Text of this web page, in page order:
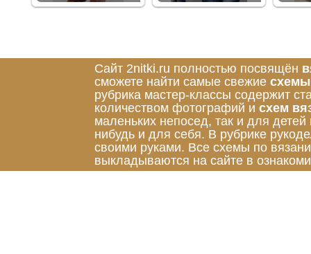
Сайт 2nitki.ru полностью посвящён
сможете найти самые свежие схемы
рубрика мастер-классы содержит
количеством фотографий и схем
маленьких непосед, так и для
нибудь и для себя. В рубрике
своими руками. Все схемы по
выкладываются на сайте в